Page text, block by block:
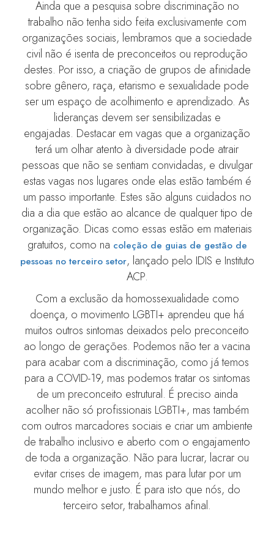
Ainda que a pesquisa sobre discriminação no
trabalho não tenha sido feita exclusivamente com
organizações sociais, lembramos que a sociedade
civil não é isenta de preconceitos ou reprodução
destes. Por isso, a criação de grupos de afinidade
sobre gênero, raça, etarismo e sexualidade pode
ser um espaço de acolhimento e aprendizado. As
lideranças devem ser sensibilizadas e
engajadas. Destacar em vagas que a organização
terá um olhar atento à diversidade pode atrair
pessoas que não se sentiam convidadas, e divulgar
estas vagas nos lugares onde elas estão também é
um passo importante. Estes são alguns cuidados no
dia a dia que estão ao alcance de qualquer tipo de
organização. Dicas como essas estão em materiais
gratuitos, como na coleção de guias de gestão de
pessoas no terceiro setor, lançado pelo IDIS e Instituto
ACP.
Com a exclusão da homossexualidade como
doença, o movimento LGBTI+ aprendeu que há
muitos outros sintomas deixados pelo preconceito
ao longo de gerações. Podemos não ter a vacina
para acabar com a discriminação, como já temos
para a COVID-19, mas podemos tratar os sintomas
de um preconceito estrutural. É preciso ainda
acolher não só profissionais LGBTI+, mas também
com outros marcadores sociais e criar um ambiente
de trabalho inclusivo e aberto com o engajamento
de toda a organização. Não para lucrar, lacrar ou
evitar crises de imagem, mas para lutar por um
mundo melhor e justo. É para isto que nós, do
terceiro setor, trabalhamos afinal.